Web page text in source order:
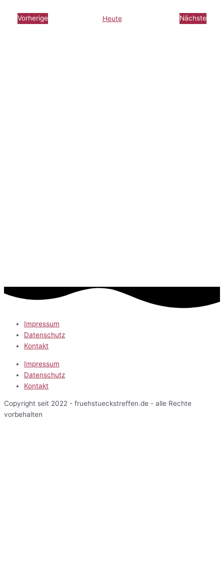
Vorherige
Veranstaltungen
Heute Nächste
Impressum
Datenschutz
Kontakt
Impressum
Datenschutz
Kontakt
Copyright seit 2022 - fruehstueckstreffen.de - alle Rechte
vorbehalten